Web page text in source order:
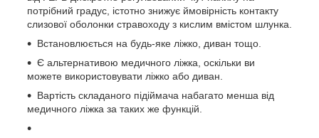
потрібний градус, істотно знижує ймовірність контакту
слизової оболонки стравоходу з кислим вмістом шлунка.
Встановлюється на будь-яке ліжко, диван тощо.
Є альтернативою медичного ліжка, оскільки ви
можете використовувати ліжко або диван.
Вартість складаного підіймача набагато менша від
медичного ліжка за таких же функцій.